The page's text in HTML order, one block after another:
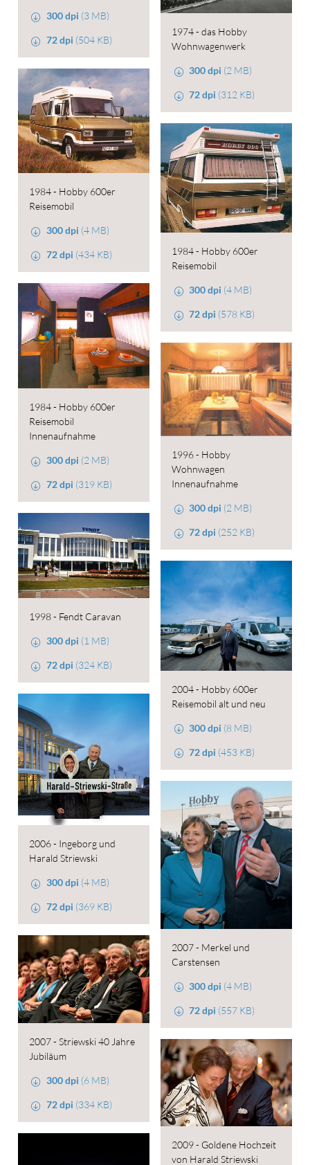
300 dpi (3 MB)
72 dpi (504 KB)
1974 - das Hobby
Wohnwagenwerk
300 dpi (2 MB)
72 dpi (312 KB)
1984 - Hobby 600er
Reisemobil
300 dpi (4 MB)
72 dpi (434 KB)
1984 - Hobby 600er
Reisemobil
300 dpi (4 MB)
72 dpi (578 KB)
1984 - Hobby 600er
Reisemobil
Innenaufnahme
300 dpi (2 MB)
72 dpi (319 KB)
1996 - Hobby
Wohnwagen
Innenaufnahme
300 dpi (2 MB)
72 dpi (252 KB)
1998 - Fendt Caravan
300 dpi (1 MB)
72 dpi (324 KB)
2004 - Hobby 600er
Reisemobil alt und neu
300 dpi (8 MB)
72 dpi (453 KB)
2006 - Ingeborg und
Harald Striewski
300 dpi (4 MB)
72 dpi (369 KB)
2007 - Merkel und
Carstensen
300 dpi (4 MB)
72 dpi (557 KB)
2007 - Striewski 40 Jahre
Jubiläum
300 dpi (6 MB)
72 dpi (334 KB)
2009 - Goldene Hochzeit
von Harald Striewski